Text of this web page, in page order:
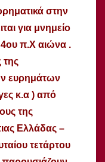
στην
για μνημείο
4ου π.Χ αιώνα .
ευρημάτων
κ.α ) από
της
Ελλάδας –
τετάρτου